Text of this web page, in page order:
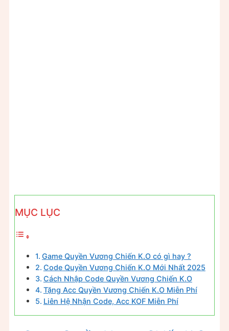
MỤC LỤC
Game Quyền Vương Chiến K.O có gì hay ?
Code Quyền Vương Chiến K.O Mới Nhất 2025
Cách Nhập Code Quyền Vương Chiến K.O
Tặng Acc Quyền Vương Chiến K.O Miễn Phí
Liên Hệ Nhận Code, Acc KOF Miễn Phí